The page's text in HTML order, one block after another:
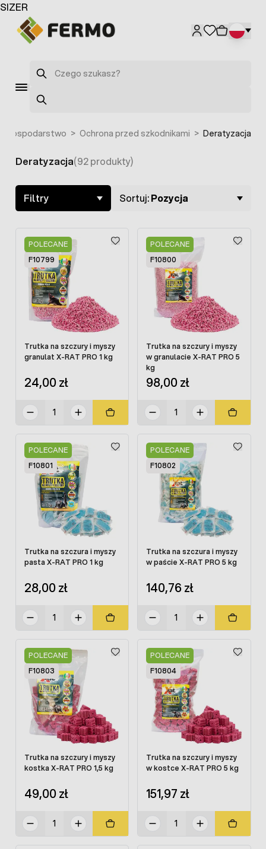
Przejdź do treści
Szukaj
Szukaj
Gospodarstwo > Ochrona przed szkodnikami > Deratyzacja
Skip to product list
Deratyzacja(92 produkty)
Filtry Sortuj:Pozycja
POLECANE
F10799
Trutka na szczury i myszy
granulat X-RAT PRO 1 kg
24,00 zł
POLECANE
F10800
Trutka na szczury i myszy
w granulacie X-RAT PRO 5
kg
98,00 zł
POLECANE
F10801
Trutka na szczura i myszy
pasta X-RAT PRO 1 kg
28,00 zł
POLECANE
F10802
Trutka na szczura i myszy
w paście X-RAT PRO 5 kg
140,76 zł
POLECANE
F10803
Trutka na szczury i myszy
kostka X-RAT PRO 1,5 kg
49,00 zł
POLECANE
F10804
Trutka na szczury i myszy
w kostce X-RAT PRO 5 kg
151,97 zł
F10033
SIZER